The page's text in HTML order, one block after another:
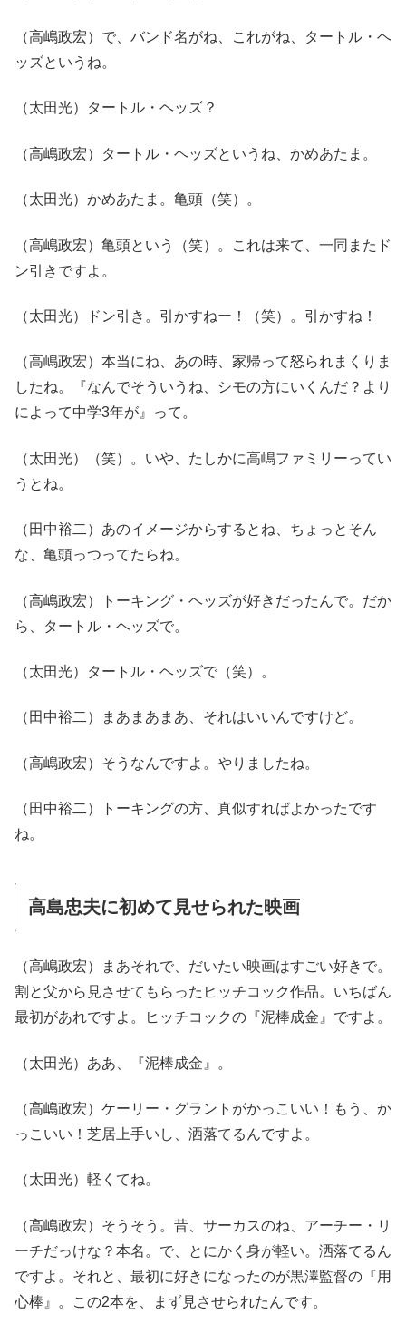
（高嶋政宏）で、バンド名がね、これがね、タートル・ヘ
ッズというね。
（太田光）タートル・ヘッズ？
（高嶋政宏）タートル・ヘッズというね、かめあたま。
（太田光）かめあたま。亀頭（笑）。
（高嶋政宏）亀頭という（笑）。これは来て、一同またド
ン引きですよ。
（太田光）ドン引き。引かすねー！（笑）。引かすね！
（高嶋政宏）本当にね、あの時、家帰って怒られまくりま
したね。『なんでそういうね、シモの方にいくんだ？より
によって中学3年が』って。
（太田光）（笑）。いや、たしかに高嶋ファミリーってい
うとね。
（田中裕二）あのイメージからするとね、ちょっとそん
な、亀頭っつってたらね。
（高嶋政宏）トーキング・ヘッズが好きだったんで。だか
ら、タートル・ヘッズで。
（太田光）タートル・ヘッズで（笑）。
（田中裕二）まあまあまあ、それはいいんですけど。
（高嶋政宏）そうなんですよ。やりましたね。
（田中裕二）トーキングの方、真似すればよかったです
ね。
高島忠夫に初めて見せられた映画
（高嶋政宏）まあそれで、だいたい映画はすごい好きで。
割と父から見させてもらったヒッチコック作品。いちばん
最初があれですよ。ヒッチコックの『泥棒成金』ですよ。
（太田光）ああ、『泥棒成金』。
（高嶋政宏）ケーリー・グラントがかっこいい！もう、か
っこいい！芝居上手いし、洒落てるんですよ。
（太田光）軽くてね。
（高嶋政宏）そうそう。昔、サーカスのね、アーチー・リ
ーチだっけな？本名。で、とにかく身が軽い。洒落てるん
ですよ。それと、最初に好きになったのが黒澤監督の『用
心棒』。この2本を、まず見させられたんです。